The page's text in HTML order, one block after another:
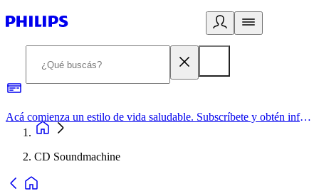
Acá comienza un estilo de vida saludable. Subscríbete y obtén información de primera mano
CD Soundmachine